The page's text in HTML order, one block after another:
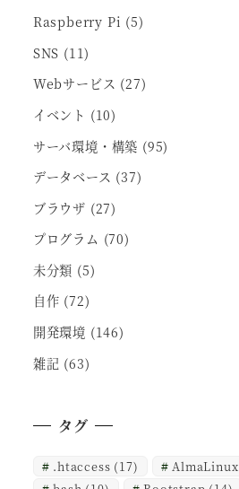
Raspberry Pi (5)
SNS (11)
Webサービス (27)
イベント (10)
サーバ環境・構築 (95)
データベース (37)
ブラウザ (27)
プログラム (70)
未分類 (5)
自作 (72)
開発環境 (146)
雑記 (63)
タグ
.htaccess (17) AlmaLinux